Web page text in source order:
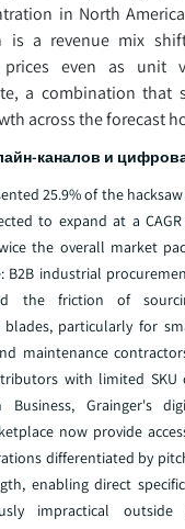
in North
is a revenue mix
prices even as unit
a combination that
across the forecast
каналов и
25.9% of the
to expand at a
the overall market
B2B industrial
the friction of
blades, particularly for
maintenance
with limited SKU
Business, Grainger's
now provide
differentiated by
enabling direct
impractical outside